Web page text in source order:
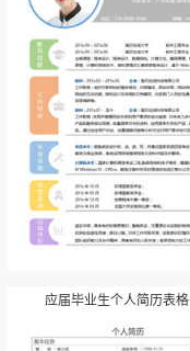
应届毕业生个人简历表格